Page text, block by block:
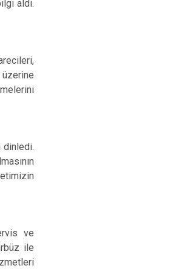
aldı.
dinledi.
ve
ile